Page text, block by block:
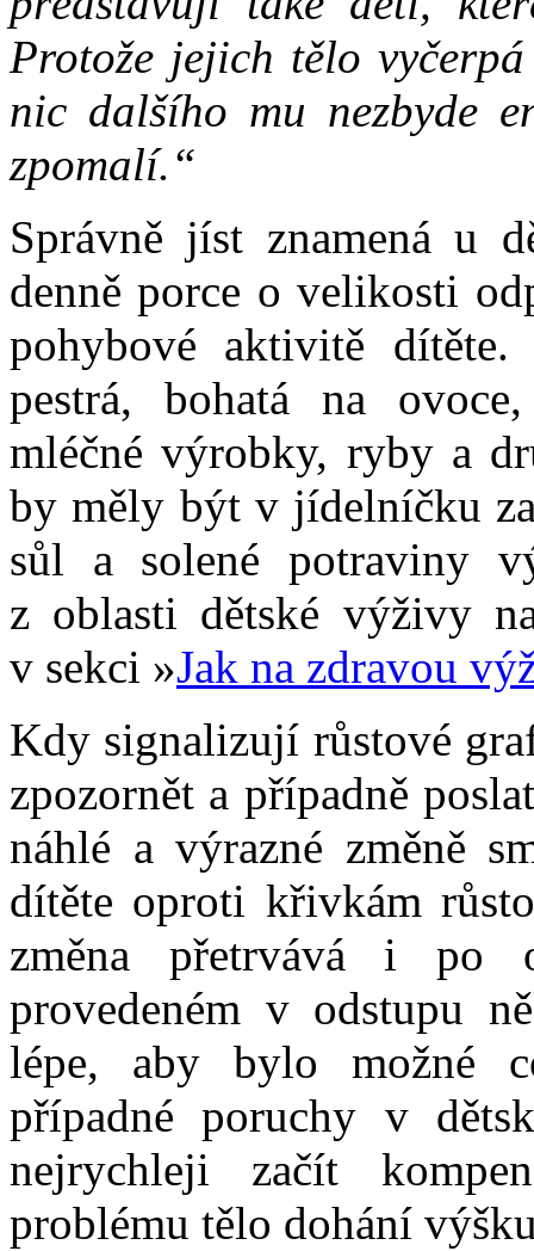
Protože jejich tělo
nic dalšího mu nezbyde
zpomalí.“
Správně jíst znamená u
denně porce o velikosti
pohybové aktivitě
pestrá, bohatá na
mléčné výrobky, ryby a
by měly být v jídelníčku
sůl a solené potraviny
z oblasti dětské výživy
v sekci »Jak na zdravou
Kdy signalizují růstové
zpozornět a případně
náhlé a výrazné změně
dítěte oproti křivkám
změna přetrvává i po
provedeném v odstupu
lépe, aby bylo možné
případné poruchy v
nejrychleji začít
problému tělo dohání